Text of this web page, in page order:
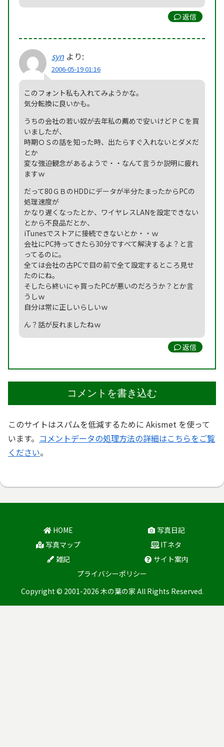
返信
syn より:
2006-05-19 01:16
このフォント私も入れてみようかな。
気分転換に良いかも。
うちの会社の若い奴が去年私の薦めで安いけどＰＣを買
いましたが、
時期ＯＳの話を知った時、出たらすぐ入れないとダメだ
とか
変な強迫観念があるようで・・なんて言うか説明に疲れ
ますｗ
だって80ＧＢのHDDにデータが半分たまったからPCの
処理速度が
かなり遅くなったとか、ワイヤレスLANを設定できない
とから不良品だとか、
iTunesでストアに接続できないとか・・ｗ
会社にPC持ってきたら30分ですべて解決するよ？と言
ってるのに。
全ては会社の古PCで目の前で全て設定するところ見せ
たのにね。
そしたら終いにゃ買ったPCが悪いのだろうか？とか言
うしｗ
自分は常に正しいらしいｗ
ん？話が反れましたねｗ
返信
コメントを書き込む
このサイトはスパムを低減するために Akismet を使って
います。 コメントデータの処理方法の詳細はこちらをご覧
ください。
HOME
写真日記
写真マップ
ITネタ
雑記
サイト案内
プライバシーポリシー
Copyright © 2001-2026 木の葉の家 All Rights Reserved.